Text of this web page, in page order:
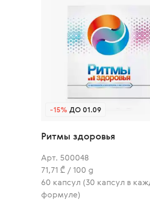
-15% ДО 01.09
Ритмы здоровья
Арт. 500048
71,71 ₾ / 100 g
60 капсул (30 капсул в
формуле)